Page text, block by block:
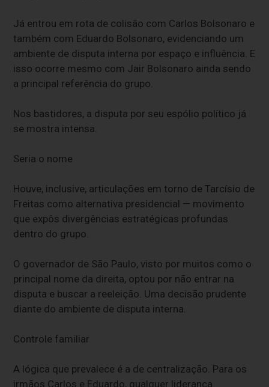
Já entrou em rota de colisão com Carlos Bolsonaro e
também com Eduardo Bolsonaro, evidenciando um
ambiente de disputa interna por espaço e influência. E
isso ocorre mesmo com Jair Bolsonaro ainda sendo
a principal referência do grupo.
Nos bastidores, a disputa por seu espólio político já
se mostra intensa.
Seria o nome
Houve, inclusive, articulações em torno de Tarcísio de
Freitas como alternativa presidencial — movimento
que expôs divergências estratégicas profundas
dentro do grupo.
O governador de São Paulo, visto por muitos como o
principal nome da direita, optou por não entrar na
disputa e buscar a reeleição. Uma decisão prudente
diante do ambiente de disputa interna.
Controle familiar
A lógica que prevalece é a de centralização. Para os
irmãos Carlos e Eduardo, qualquer liderança